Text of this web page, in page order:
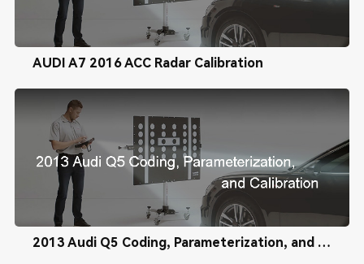
AUDI A7 2016 ACC Radar Calibration
2013 Audi Q5 Coding, Parameterization, and Calibration